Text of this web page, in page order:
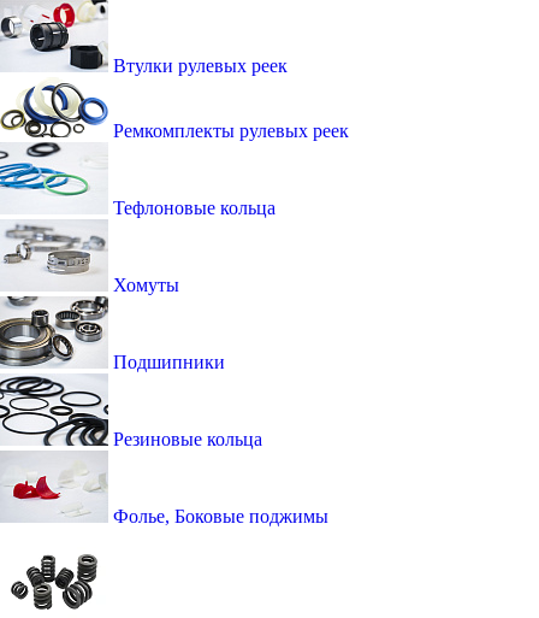
Втулки рулевых реек
Ремкомплекты рулевых реек
Тефлоновые кольца
Хомуты
Подшипники
Резиновые кольца
Фолье, Боковые поджимы